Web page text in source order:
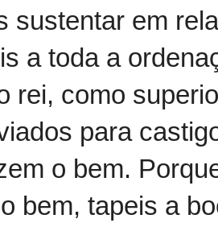
sustentar em
a toda a
rei, como
para
o bem.
bem, tapeis a